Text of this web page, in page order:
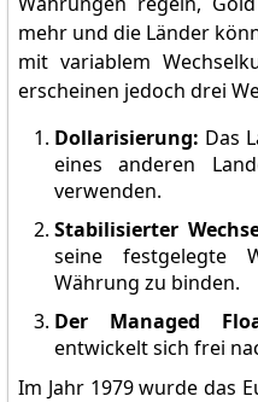
mehr und die Länder
mit variablem
erscheinen jedoch drei
Dollarisierung: Das
eines anderen
verwenden.
Stabilisierter
seine festgelegte
Währung zu binden.
Der Managed
entwickelt sich frei
Im Jahr 1979 wurde das